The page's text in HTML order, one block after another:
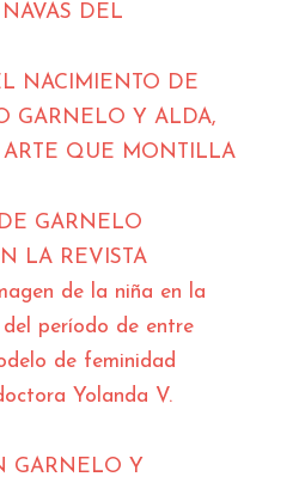
DEL
NACIMIENTO DE
GARNELO Y ALDA,
ARTE QUE MONTILLA
GARNELO
LA REVISTA
de la niña en la
período de entre
de feminidad
Yolanda V.
GARNELO Y